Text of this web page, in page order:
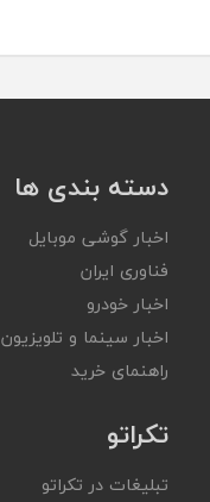
دسته بندی ها
اخبار گوشی موبایل
فناوری ایران
اخبار خودرو
اخبار سینما و تلویزیون
راهنمای خرید
تکراتو
تبلیغات در تکراتو